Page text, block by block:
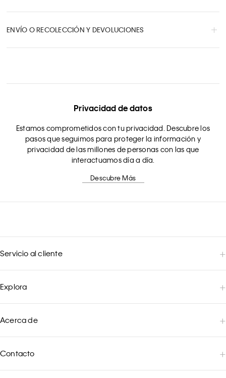
ENVÍO O RECOLECCIÓN Y DEVOLUCIONES
Privacidad de datos
Estamos comprometidos con tu privacidad. Descubre los
pasos que seguimos para proteger la información y
privacidad de las millones de personas con las que
interactuamos día a día.
Descubre Más
Servicio al cliente
Explora
Acerca de
Contacto